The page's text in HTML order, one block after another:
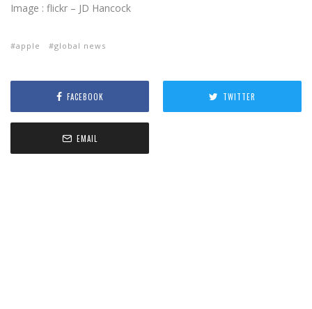
Image : flickr – JD Hancock
apple global news
FACEBOOK TWITTER
EMAIL